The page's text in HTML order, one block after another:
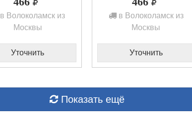
в Волоколамск из
Москвы
Уточнить
в Волоколамск из
Москвы
Уточнить
Показать ещё